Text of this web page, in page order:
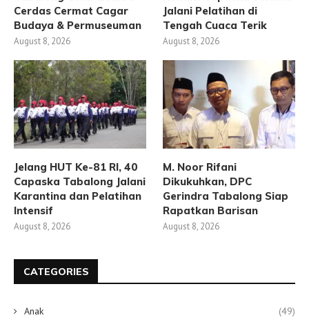
Cerdas Cermat Cagar
Budaya & Permuseuman
August 8, 2026
Jalani Pelatihan di
Tengah Cuaca Terik
August 8, 2026
Jelang HUT Ke-81 RI, 40
Capaska Tabalong Jalani
Karantina dan Pelatihan
Intensif
August 8, 2026
M. Noor Rifani
Dikukuhkan, DPC
Gerindra Tabalong Siap
Rapatkan Barisan
August 8, 2026
CATEGORIES
Anak (49)